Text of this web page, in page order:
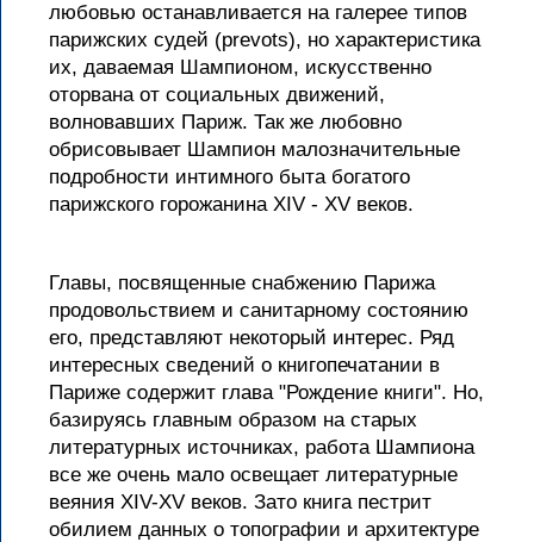
любовью останавливается на галерее типов
парижских судей (prevots), но характеристика
их, даваемая Шампионом, искусственно
оторвана от социальных движений,
волновавших Париж. Так же любовно
обрисовывает Шампион малозначительные
подробности интимного быта богатого
парижского горожанина XIV - XV веков.
Главы, посвященные снабжению Парижа
продовольствием и санитарному состоянию
его, представляют некоторый интерес. Ряд
интересных сведений о книгопечатании в
Париже содержит глава "Рождение книги". Но,
базируясь главным образом на старых
литературных источниках, работа Шампиона
все же очень мало освещает литературные
веяния XIV-XV веков. Зато книга пестрит
обилием данных о топографии и архитектуре